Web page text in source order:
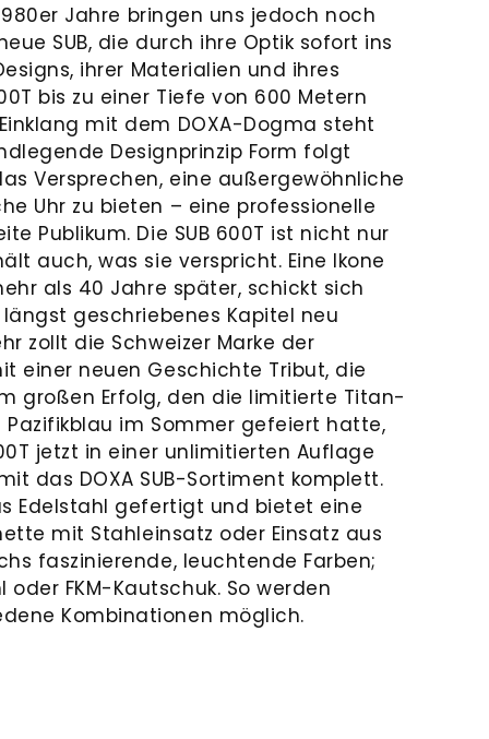
1980er Jahre bringen uns jedoch noch
SUB, die durch ihre Optik sofort ins
ihrer Materialien und ihres
bis zu einer Tiefe von 600 Metern
mit dem DOXA-Dogma steht
Designprinzip Form folgt
Versprechen, eine außergewöhnliche
Uhr zu bieten – eine professionelle
Publikum. Die SUB 600T ist nicht nur
auch, was sie verspricht. Eine Ikone
als 40 Jahre später, schickt sich
geschriebenes Kapitel neu
zollt die Schweizer Marke der
einer neuen Geschichte Tribut, die
großen Erfolg, den die limitierte Titan-
Pazifikblau im Sommer gefeiert hatte,
jetzt in einer unlimitierten Auflage
das DOXA SUB-Sortiment komplett.
Edelstahl gefertigt und bietet eine
mit Stahleinsatz oder Einsatz aus
faszinierende, leuchtende Farben;
FKM-Kautschuk. So werden
Kombinationen möglich.